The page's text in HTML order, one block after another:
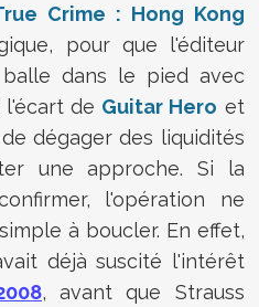
Crime : Hong Kong
pour que l'éditeur
dans le pied avec
l'écart de Guitar Hero et
dégager des liquidités
une approche. Si la
l'opération ne
à boucler. En effet,
déjà suscité l'intérêt
, avant que Strauss